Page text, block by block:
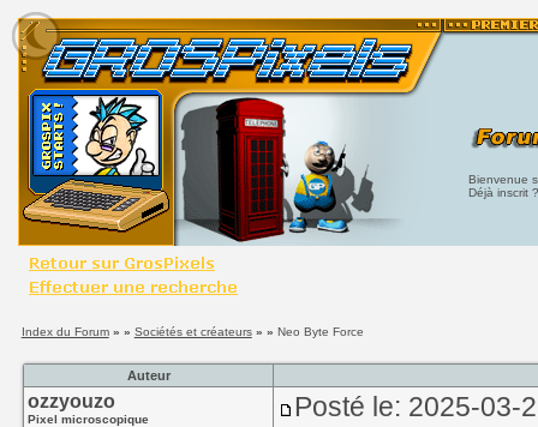
Bienvenue
Déjà inscrit
Index du Forum» » Sociétés et créateurs» » Neo Byte Force
Auteur
ozzyouzo
Pixel microscopique Posté le: 2025-03-